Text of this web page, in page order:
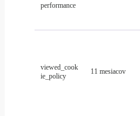
performance
viewed_cook
ie_policy
11 mesiacov